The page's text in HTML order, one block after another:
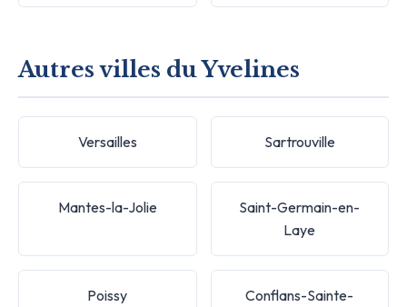
Autres villes du Yvelines
Versailles Sartrouville
Mantes-la-Jolie
Saint-Germain-en-
Laye
Poissy
Conflans-Sainte-